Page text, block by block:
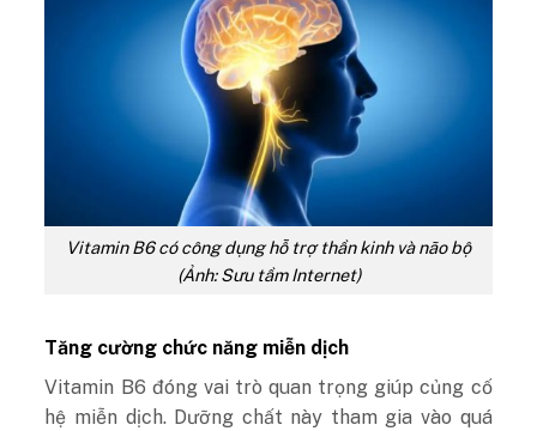
Vitamin B6 có công dụng hỗ trợ thần kinh và não bộ
(Ảnh: Sưu tầm Internet)
Tăng cường chức năng miễn dịch
Vitamin B6 đóng vai trò quan trọng giúp củng cố
hệ miễn dịch. Dưỡng chất này tham gia vào quá